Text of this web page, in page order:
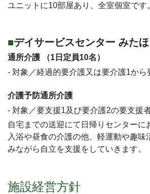
ユニットに10部屋あり、全室個室です
デイサービスセンター みた
通所介護 （1日定員10名）
- 対象／経過的要介護又は要介護1か
介護予防通所介護
- 対象／要支援1及び要介護2の要支援
自宅までの送迎にて日帰りセンターに
入浴や昼食の介護の他、軽運動や趣味
みながら自立を支援をしていきます。
施設経営方針